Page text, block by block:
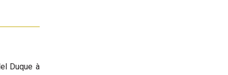
Duque à